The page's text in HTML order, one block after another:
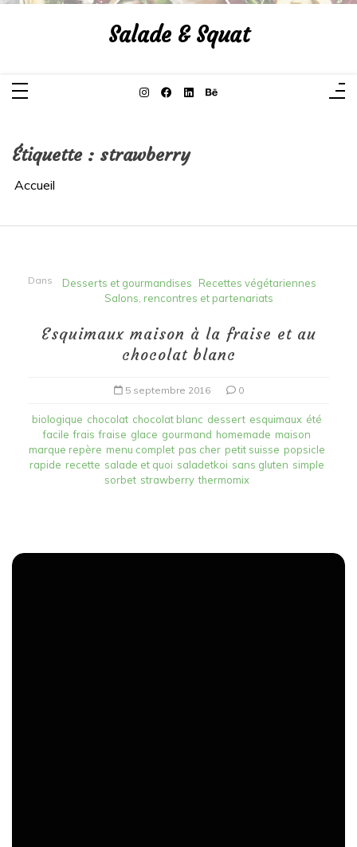
Aller
Salade & Squat
Étiquette : strawberry
Accueil
Dans Desserts et gourmandises
Recettes végétariennes
Salons, rencontres et partenariats
Esquimaux maison à la fraise et au
chocolat blanc
5 septembre 2016 0
biologique chocolat chocolat blanc dessert esquimaux été
facile frais fraise glace gourmand homemade maison
marque repère menu complet pas cher petit suisse popsicle
rapide recette salade et quoi saladetkoi sans gluten simple
sorbet strawberry thermomix